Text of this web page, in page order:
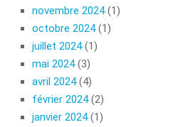
novembre 2024(1)
octobre 2024(1)
juillet 2024(1)
mai 2024(3)
avril 2024(4)
février 2024(2)
janvier 2024(1)